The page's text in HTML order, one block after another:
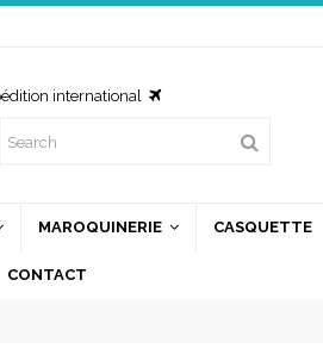
cookies
de navigation sur notre site,
de notre site et pour comprendre
international
MAROQUINERIE CASQUETTE
CONTACT